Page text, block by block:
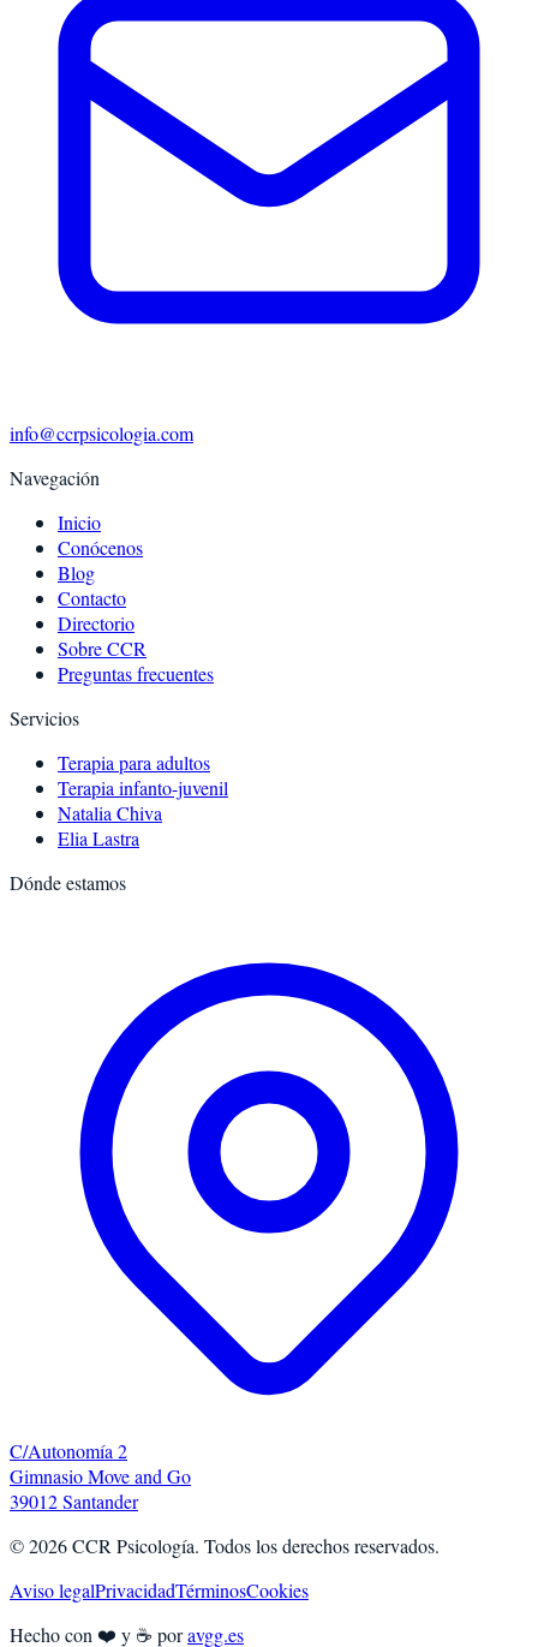
info@ccrpsicologia.com
Navegación
Inicio
Conócenos
Blog
Contacto
Directorio
Sobre CCR
Preguntas frecuentes
Servicios
Terapia para adultos
Terapia infanto-juvenil
Natalia Chiva
Elia Lastra
Dónde estamos
C/Autonomía 2
Gimnasio Move and Go
39012 Santander
©2026CCR Psicología. Todos los derechos reservados.
Aviso legalPrivacidadTérminosCookies
Hecho con ❤️ y ☕ poravgg.es